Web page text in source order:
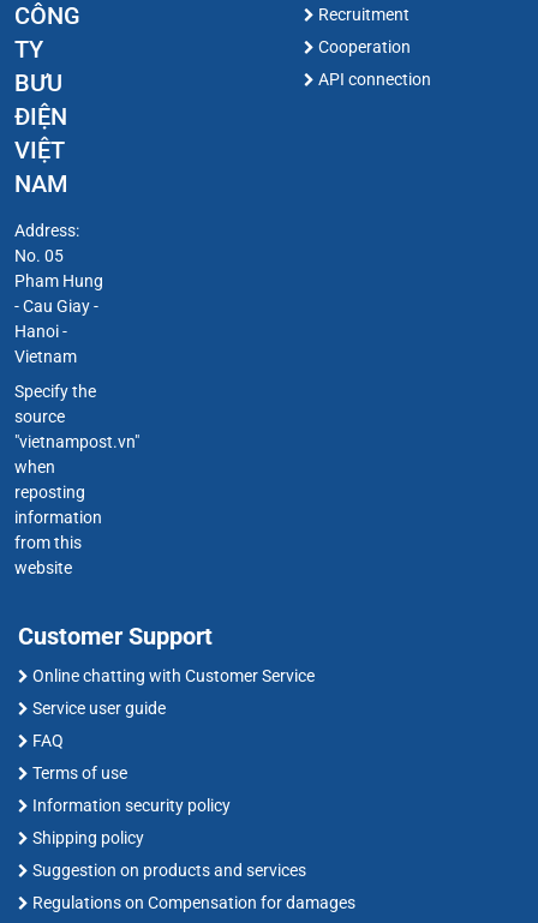
CÔNG
TY
BƯU
ĐIỆN
VIỆT
NAM
Address:
No. 05
Pham Hung
- Cau Giay -
Hanoi -
Vietnam
Specify the
source
"vietnampost.vn"
when
reposting
information
from this
website
Recruitment
Cooperation
API connection
Customer Support
Online chatting with Customer Service
Service user guide
FAQ
Terms of use
Information security policy
Shipping policy
Suggestion on products and services
Regulations on Compensation for damages